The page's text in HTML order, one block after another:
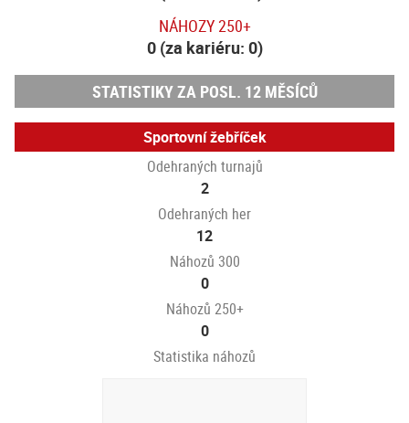
NÁHOZY 250+
0 (za kariéru: 0)
STATISTIKY ZA POSL. 12 MĚSÍCŮ
Sportovní žebříček
Odehraných turnajů
2
Odehraných her
12
Náhozů 300
0
Náhozů 250+
0
Statistika náhozů